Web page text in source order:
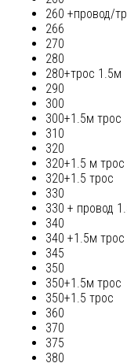
260 +провод/
266
270
280
280+трос 1.5м
290
300
300+1.5м трос
310
320
320+1.5 м трос
320+1.5 трос
330
330 + провод
340
340 +1.5м трос
345
350
350+1.5м трос
350+1.5 трос
360
370
375
380